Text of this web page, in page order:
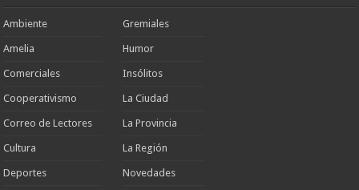
Ambiente
Amelia
Comerciales
Cooperativismo
Correo de Lectores
Cultura
Deportes
Gremiales
Humor
Insólitos
La Ciudad
La Provincia
La Región
Novedades